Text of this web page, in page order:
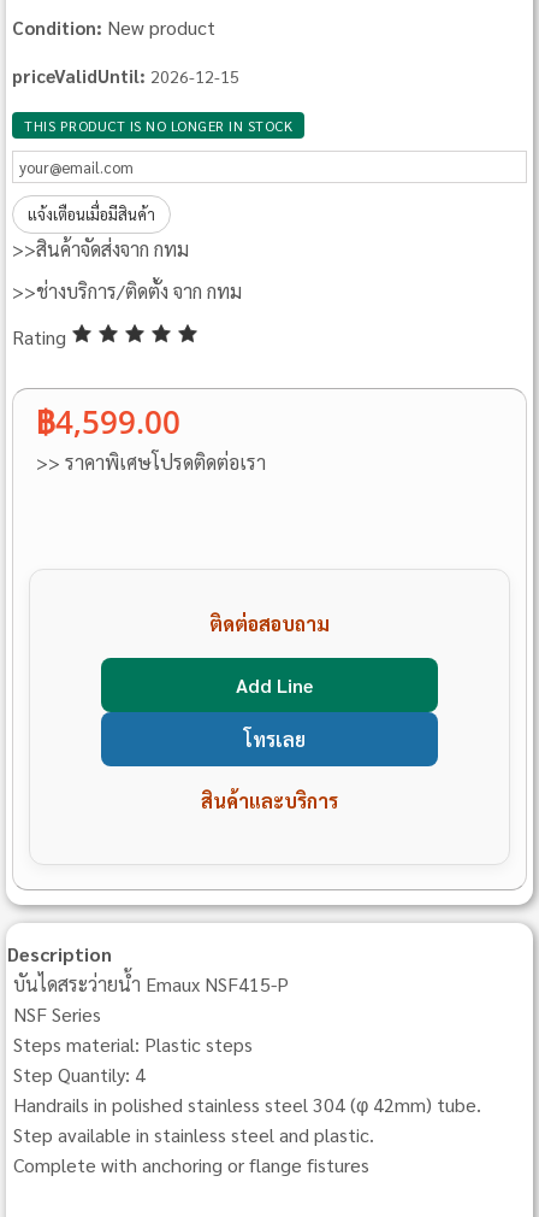
Condition: New product
priceValidUntil: 2026-12-15
THIS PRODUCT IS NO LONGER IN STOCK
แจ้งเตือนเมื่อมีสินค้า
>>สินค้าจัดส่งจาก กทม
>>ช่างบริการ/ติดตั้ง จาก กทม
Rating
฿4,599.00
>> ราคาพิเศษโปรดติดต่อเรา
ติดต่อสอบถาม
Add Line
โทรเลย
สินค้าและบริการ
Description
บันไดสระว่ายน้ำ Emaux NSF415-P
NSF Series
Steps material: Plastic steps
Step Quantily: 4
Handrails in polished stainless steel 304 (φ 42mm) tube.
Step available in stainless steel and plastic.
Complete with anchoring or flange fistures